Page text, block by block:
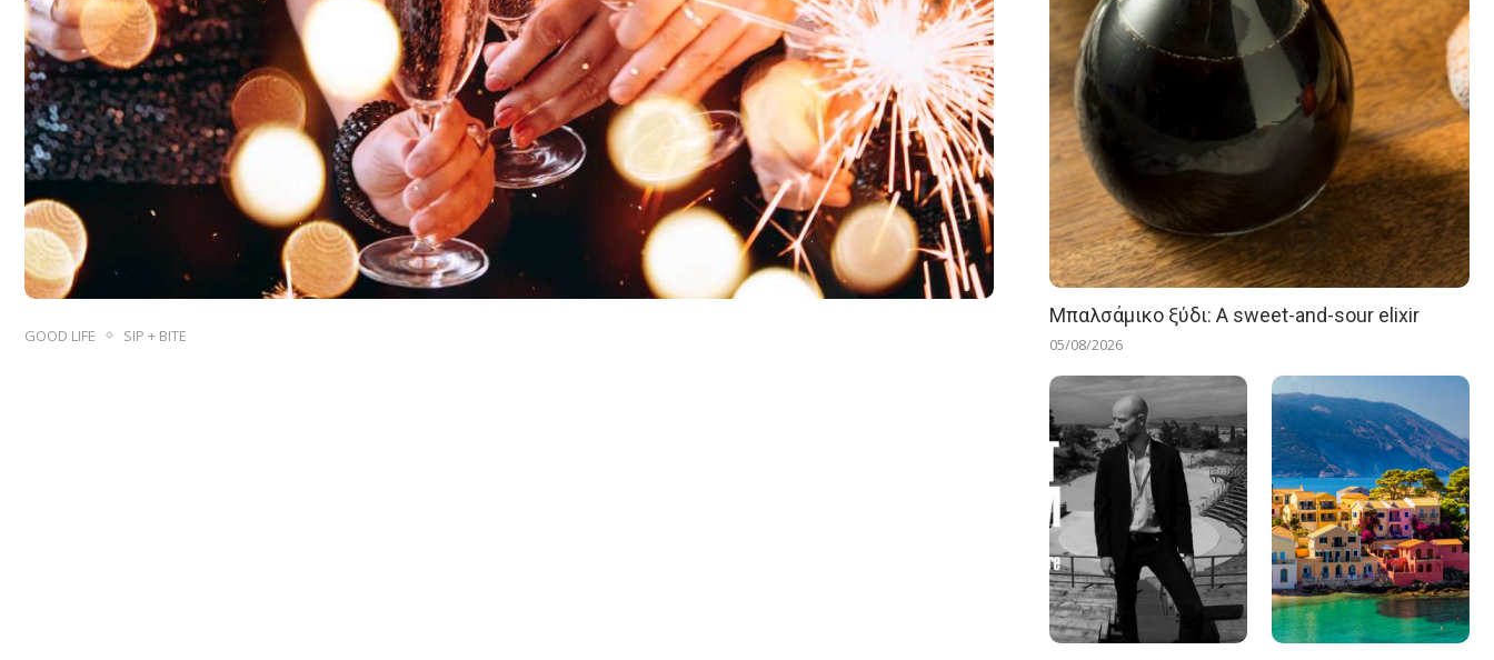
GOOD LIFE SIP + BITE
Μπαλσάμικο ξύδι: A sweet-and-sour elixir
05/08/2026